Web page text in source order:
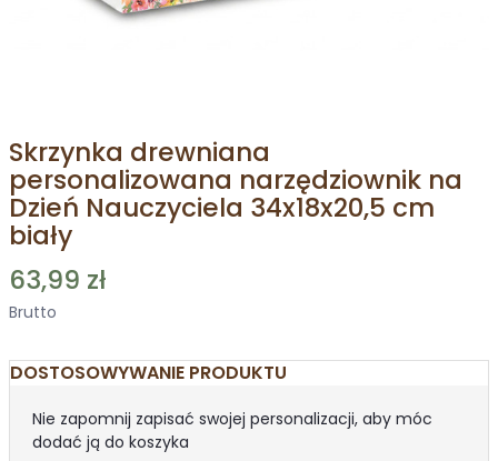
Skrzynka drewniana
personalizowana narzędziownik na
Dzień Nauczyciela 34x18x20,5 cm
biały
63,99 zł
Brutto
DOSTOSOWYWANIE PRODUKTU
Nie zapomnij zapisać swojej personalizacji, aby móc
dodać ją do koszyka